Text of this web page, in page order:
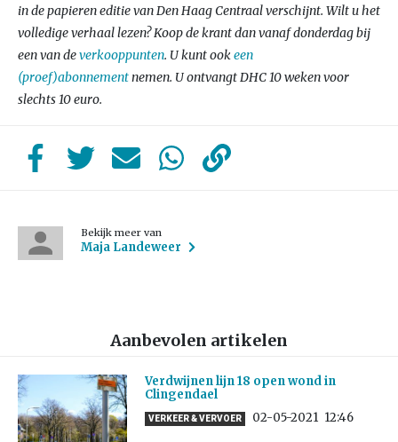
in de papieren editie van Den Haag Centraal verschijnt. Wilt u het
volledige verhaal lezen? Koop de krant dan vanaf donderdag bij
een van deverkooppunten. U kunt ookeen
(proef)abonnementnemen. U ontvangt DHC 10 weken voor
slechts 10 euro.
Bekijk meer van
Maja Landeweer
Aanbevolen artikelen
Verdwijnen lijn 18 open wond in
Clingendael
VERKEER & VERVOER 02-05-2021 12:46